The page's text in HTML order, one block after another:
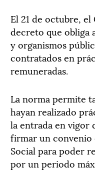
El 21 de octubre,
decreto que obliga
y organismos
contratados en
remuneradas.
La norma permite
hayan realizado
la entrada en vigor
firmar un convenio
Social para poder
por un periodo